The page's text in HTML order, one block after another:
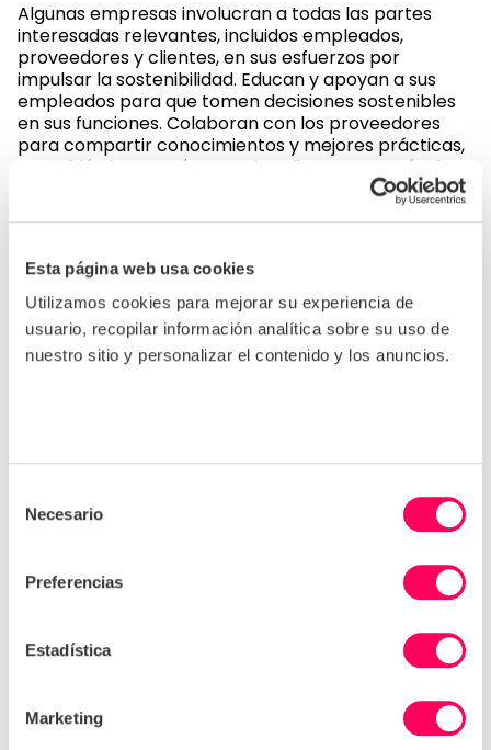
Esta página web usa cookies
Utilizamos cookies para mejorar su experiencia de
usuario, recopilar información analítica sobre su uso de
nuestro sitio y personalizar el contenido y los anuncios.
Necesario
Preferencias
Estadística
Marketing
Algunas empresas involucran a todas las partes
interesadas relevantes, incluidos empleados,
proveedores y clientes, en sus esfuerzos por
impulsar la sostenibilidad. Educan y apoyan a sus
empleados para que tomen decisiones sostenibles
en sus funciones. Colaboran con los proveedores
para compartir conocimientos y mejores prácticas,
y también interactúan con los clientes a través de
cadena de suministro como en los ciclos de vida de
los productos, las empresas crean un apoyo integral
para sus objetivos empresariales sostenibles.
El camino hacia la implementación de prácticas de